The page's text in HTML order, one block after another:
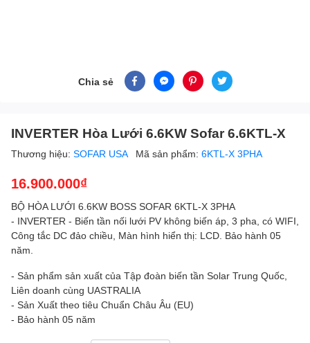
Chia sẻ
INVERTER Hòa Lưới 6.6KW Sofar 6.6KTL-X
Thương hiệu: SOFAR USA Mã sản phẩm: 6KTL-X 3PHA
16.900.000₫
BỘ HÒA LƯỚI 6.6KW BOSS SOFAR 6KTL-X 3PHA
- INVERTER - Biến tần nối lưới PV không biến áp, 3 pha, có WIFI,
Công tắc DC đảo chiều, Màn hình hiển thị: LCD. Bảo hành 05
năm.
- Sản phẩm sản xuất của Tập đoàn biến tần Solar Trung Quốc,
Liên doanh cùng UASTRALIA
- Sản Xuất theo tiêu Chuẩn Châu Âu (EU)
- Bảo hành 05 năm